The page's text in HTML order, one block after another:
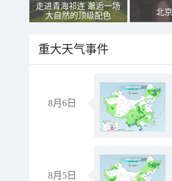
走进青海祁连 邂逅一场
大自然的顶级配色
北
重大天气事件
8月6日
8月5日